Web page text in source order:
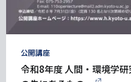
タ
グ
公開講座
令和8年度 人間・環境学